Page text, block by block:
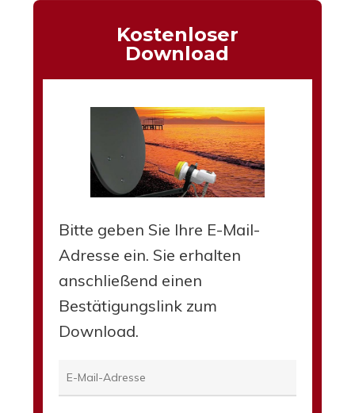
Kostenloser
Download
Bitte geben Sie Ihre E-Mail-
Adresse ein. Sie erhalten
anschließend einen
Bestätigungslink zum
Download.